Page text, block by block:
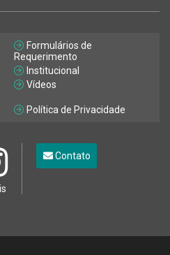
Formulários de
Requerimento
Institucional
Vídeos
Política de Privacidade
Contato